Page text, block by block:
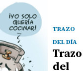
TRAZO
DEL DÍA
Trazo
del